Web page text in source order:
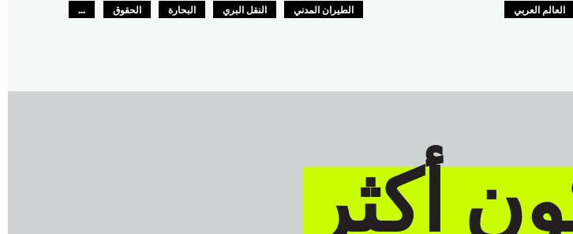
العالم العربي الطيران المدني النقل البري البحارة
الحقوق
...
أكثر